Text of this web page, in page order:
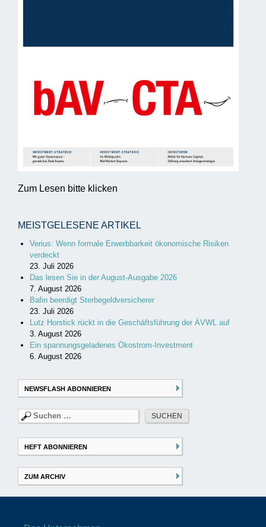
Zum Lesen bitte klicken
MEISTGELESENE ARTIKEL
Verius: Wenn formale Erwerbbarkeit ökonomische Risiken
verdeckt
23. Juli 2026
Das lesen Sie in der August-Ausgabe 2026
7. August 2026
Bafin beerdigt Sterbegeldversicherer
23. Juli 2026
Lutz Horstick rückt in die Geschäftsführung der ÄVWL auf
3. August 2026
Ein spannungsgeladenes Ökostrom-Investment
6. August 2026
NEWSFLASH ABONNIEREN
Suchen
nach:
HEFT ABONNIEREN
ZUM ARCHIV